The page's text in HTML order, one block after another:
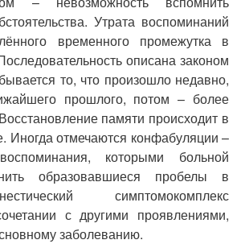
Утрата воспоминаний
временного промежутка в
описана законом
то, что произошло недавно,
прошлого, потом – более
памяти происходит в
Иногда отмечаются конфабуляции –
которыми больной
образовавшиеся пробелы в
симптомокомплекс
с другими проявлениями,
заболеванию.